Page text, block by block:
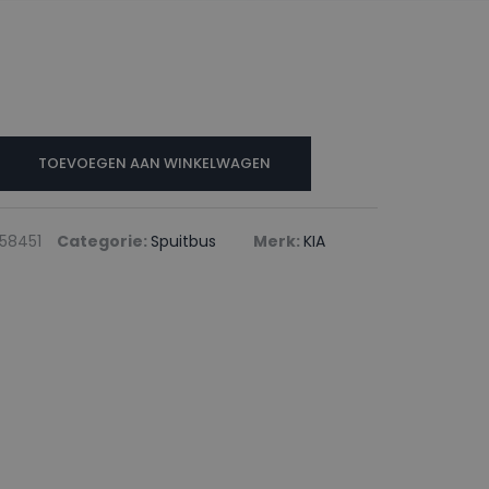
TOEVOEGEN AAN WINKELWAGEN
Categorie: Spuitbus Merk: KIA